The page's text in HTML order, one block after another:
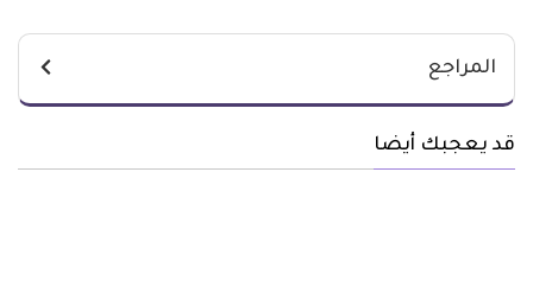
المراجع
قد يعجبك أيضا